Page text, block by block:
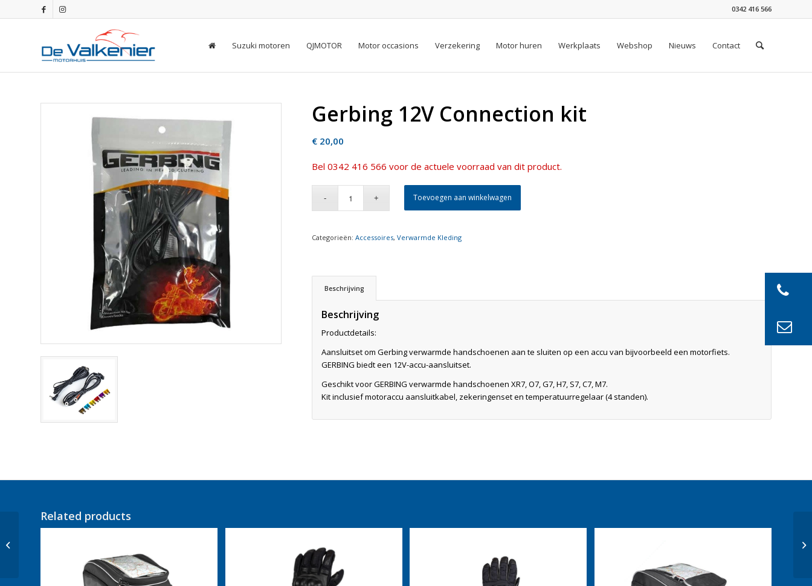
0342 416 566
Suzuki motoren QJMOTOR Motor occasions Verzekering Motor huren Werkplaats Webshop Nieuws Contact
Gerbing 12V Connection kit
€ 20,00
Bel 0342 416 566 voor de actuele voorraad van dit product.
Toevoegen aan winkelwagen
Categorieën:Accessoires,Verwarmde Kleding
Beschrijving
Beschrijving
Productdetails:
Aansluitset om Gerbing verwarmde handschoenen aan te sluiten op een accu van bijvoorbeeld een motorfiets.
GERBING biedt een 12V-accu-aansluitset.
Geschikt voor GERBING verwarmde handschoenen XR7, O7, G7, H7, S7, C7, M7.
Kit inclusief motoraccu aansluitkabel, zekeringenset en temperatuurregelaar (4 standen).
Related products